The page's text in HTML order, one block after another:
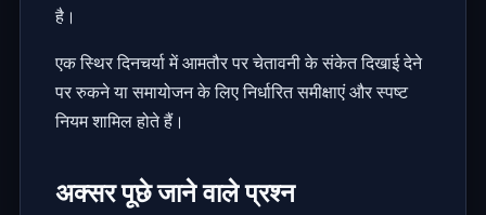
है।
एक स्थिर दिनचर्या में आमतौर पर चेतावनी के संकेत दिखाई देने
पर रुकने या समायोजन के लिए निर्धारित समीक्षाएं और स्पष्ट
नियम शामिल होते हैं।
अक्सर पूछे जाने वाले प्रश्न